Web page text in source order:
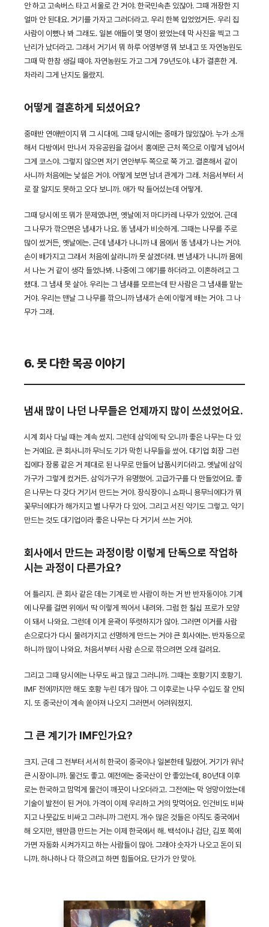
안 하고 고속버스 타고 서울로 간 거야. 한국민속촌 있잖아. 그때 개장한 지
얼마 안 된대요. 거기를 가자고 그러더라고. 우리 한복 입었었거든. 우리 집
사람이 이뻤나 봐 그래도. 일본 애들이 몇 명이 왔었는데 막 사진을 찍고 그
난리가 났더라고. 그래서 거기서 뭐 하루 어영부영 뭐 보내고 또 자연농원도
그때 막 한참 생길 때야. 자연농원도 가고 그게 79년도야. 내가 결혼한 게.
차라리 그게 난지도 몰랐지.
어떻게 결혼하게 되셨어요?
중매반 연애반이지 뭐 그 시대에. 그때 당시에는 중매가 많았잖아. 누가 소개
해서 다방에서 만나서 자유공원을 걸어서 홍예문 근처 쪽으로 이렇게 넘어서
그게 코스야. 그렇지 않으면 저기 연안부두 쪽으로 쭉 가고. 결혼해서 같이
사니까 처음에는 낯설은 거야. 어떻게 보면 남녀 관계가 그래. 처음서부터 서
로 잘 알지도 못하고 오다 보니까. 애가 딱 들어섰는데 어떻게.
그때 당시에 또 뭐가 문제였냐면, 옛날에 저 마디카레 나무가 있었어. 근데
그 나무가 깎으면은 냄새가 나요. 똥 냄새가 비슷하게. 그때는 나무를 주로
많이 썼거든, 옛날에는. 근데 냄새가 나니까 내 몸에서 똥 냄새가 나는 거야.
손이 배가지고 그래서 처음에 살라니까 못 살겠더래. 변 냄새가 나니까 몸에
서 나는 거 같이 생각 들었나봐. 나중에 그 얘기를 하더라고. 이혼하려고 그
랬대. 그 냄새 못 살아. 우리는 그 냄새를 모르는데 딴 사람은 그 냄새를 맡는
거야. 우리는 맨날 그 나무를 깎으니까 냄새가 손에 이렇게 배는 거야. 그 나
무가 그래.
6. 못 다한 목공 이야기
냄새 많이 나던 나무들은 언제까지 많이 쓰셨었어요.
시계 회사 다닐 때는 계속 썼지. 그런데 삼익에 딱 오니까 좋은 나무는 다 있
는 거예요. 큰 회사니까 무늬도 기가 막힌 나무들을 썼어. 대기업 회장 그런
집에다 장롱 같은 거 제대로 된 나무로 만들어 납품시키더라고. 옛날에 삼익
가구가 그렇게 컸거든. 삼익가구가 유명했어. 고급가구를 다 만들었어요. 좋
은 나무는 다 갖다 거기서 만드는 거야. 장식장이니 쇼파니 용무늬에다가 뭐
꽃무늬에다가 해가지고 별 나무가 다 있어. 그리고 서진 악기도 그렇고. 악기
만드는 것도 대기업이라 좋은 나무는 다 거기서 쓰는 거야.
회사에서 만드는 과정이랑 이렇게 단독으로 작업하
시는 과정이 다른가요?
어 틀리지. 큰 회사 같은 데는 기계로 반 사람이 하는 거 반 반자동이야. 기계
에 나무를 걸면 위에서 딱 이렇게 찍어서 내려와. 그럼 한 칠십 프로가 모양
이 돼서 나와요. 그런데 이게 윤곽이 뚜렷하지가 않아. 그러면 이거를 사람
손으로다가 다시 물려가지고 선명하게 만드는 거야 큰 회사에는. 반자동으로
하니까 많이 나와요. 처음서부터 사람 손으로 깎으려면 오래 걸려요.
그리고 그때 당시에는 나무도 싸고 많고 그러니까. 그때는 호황기지 호황기.
IMF 전에까지만 해도 호황 누린 데가 많아. 그 이후로는 나무 수입도 잘 안되
지. 또 중국산이 계속 쏟아져 나오지 그러면서 어려워졌지.
그 큰 계기가 IMF인가요?
크지. 근데 그 전부터 서서히 한국이 중국이나 일본한테 밀렸어. 거기가 워낙
큰 시장이니까. 물건도 좋고. 예전에는 중국산이 안 좋았는데, 80년대 이후
로는 한국하고 맘먹게 물건이 깨끗이 나오더라고. 그전에는 막 엉망이었는데
기술이 발전이 된 거야. 가격이 이제 우리하고 거의 맞먹어요. 인건비도 비싸
지고 나뭇값도 비싸고 그러니까 그런지. 개수 많은 것들은 아직도 중국에서
해 오지만, 웬만큼 만드는 거는 이제 한국에서 해. 백석이나 검단, 김포 쪽에
가면 자동화 시켜가지고 하는 사람들이 많아. 그래야 숫자가 나오고 돈이 되
니까. 하나하나 다 깎으려고 하면 힘들어요. 단가가 안 맞아.